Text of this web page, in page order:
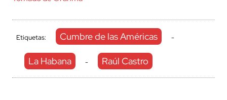
Etiquetas: Cumbre de las Américas -
La Habana - Raúl Castro